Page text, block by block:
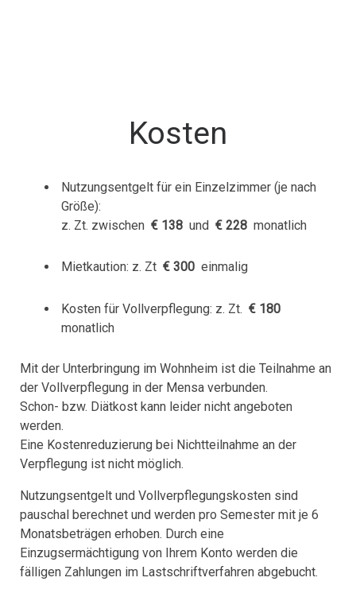
Kosten
Nutzungsentgelt für ein Einzelzimmer (je nach
Größe):
z. Zt. zwischen € 138 und € 228 monatlich
Mietkaution: z. Zt € 300 einmalig
Kosten für Vollverpflegung: z. Zt. € 180
monatlich
Mit der Unterbringung im Wohnheim ist die Teilnahme an
der Vollverpflegung in der Mensa verbunden.
Schon- bzw. Diätkost kann leider nicht angeboten
werden.
Eine Kostenreduzierung bei Nichtteilnahme an der
Verpflegung ist nicht möglich.
Nutzungsentgelt und Vollverpflegungskosten sind
pauschal berechnet und werden pro Semester mit je 6
Monatsbeträgen erhoben. Durch eine
Einzugsermächtigung von Ihrem Konto werden die
fälligen Zahlungen im Lastschriftverfahren abgebucht.